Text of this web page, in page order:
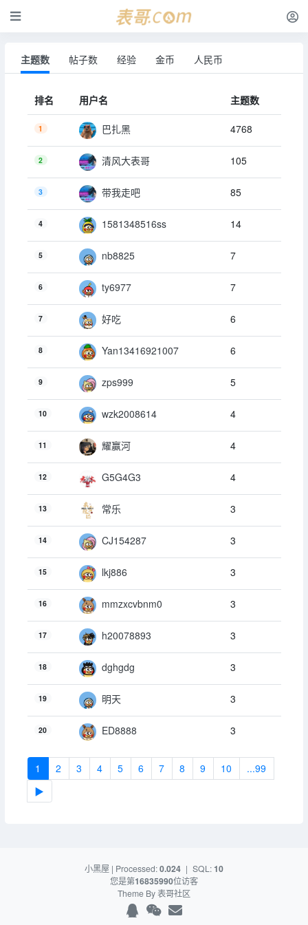
主题数 帖子数 经验 金币 人民币
排名 用户名 主题数
1 巴扎黑 4768
2 清风大表哥 105
3 带我走吧 85
4 1581348516ss 14
5 nb8825 7
6 ty6977 7
7 好吃 6
8 Yan13416921007 6
9 zps999 5
10 wzk2008614 4
11 耀赢河 4
12 G5G4G3 4
13 常乐 3
14 CJ154287 3
15 lkj886 3
16 mmzxcvbnm0 3
17 h20078893 3
18 dghgdg 3
19 明天 3
20 ED8888 3
1 2 3 4 5 6 7 8 9 10
...99
▶
小黑屋 | Processed:0.024 | SQL:10
您是第16835990位访客
Theme By表哥社区